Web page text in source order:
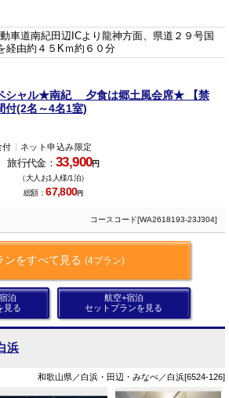
車道南紀田辺ICより龍神方面、県道２９号国
経由約４５Kｍ約６０分
シャル★南紀 夕食は郷土風会席★ 【禁
付(2名～4名1室)
付 ネット申込み限定
旅行代金：33,900円
（大人お1人様/1泊）
総額：67,800円
コースコード[WA2618193-23J304]
ンをすべて見る (4プラン)
泊
見る
航空+宿泊
セットプランを見る
浜
和歌山県／白浜・田辺・みなべ／白浜[6524-126]